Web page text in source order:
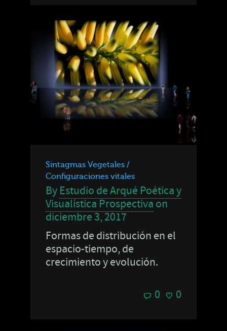
Sintagmas Vegetales /
Configuraciones vitales
By Estudio de Arqué Poética y
Visualística Prospectiva on
diciembre 3, 2017
Formas de distribución en el
espacio-tiempo, de
crecimiento y evolución.
0 0